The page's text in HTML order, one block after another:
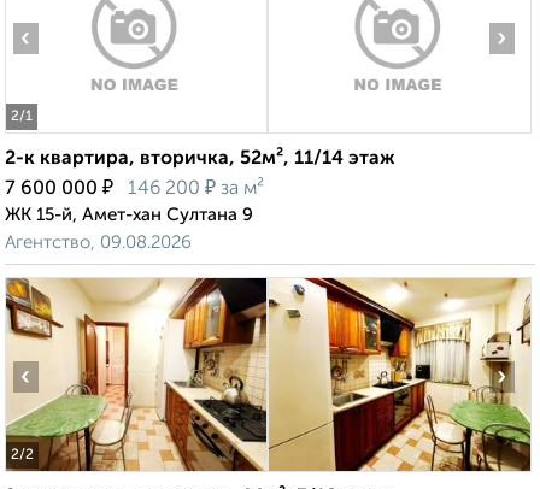
2/1
‹ ›
2-к квартира, вторичка, 52м², 11/14 этаж
7 600 000 ₽ 146 200 ₽ за м²
ЖК 15-й, Амет-хан Султана 9
Агентство, 09.08.2026
2/2
‹ ›